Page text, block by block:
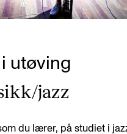
utøving
jazz
du lærer, på studiet i